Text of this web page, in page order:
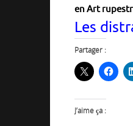
en Art
Les
Partager :
J’aime ça :